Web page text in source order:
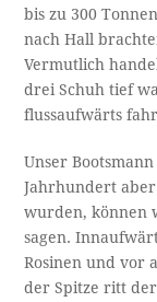
bis zu 300
nach Hall
Vermutlich
drei Schuh tief
flussaufwärts
Unser
Jahrhundert
wurden, können
sagen.
Rosinen und vor
der Spitze ritt